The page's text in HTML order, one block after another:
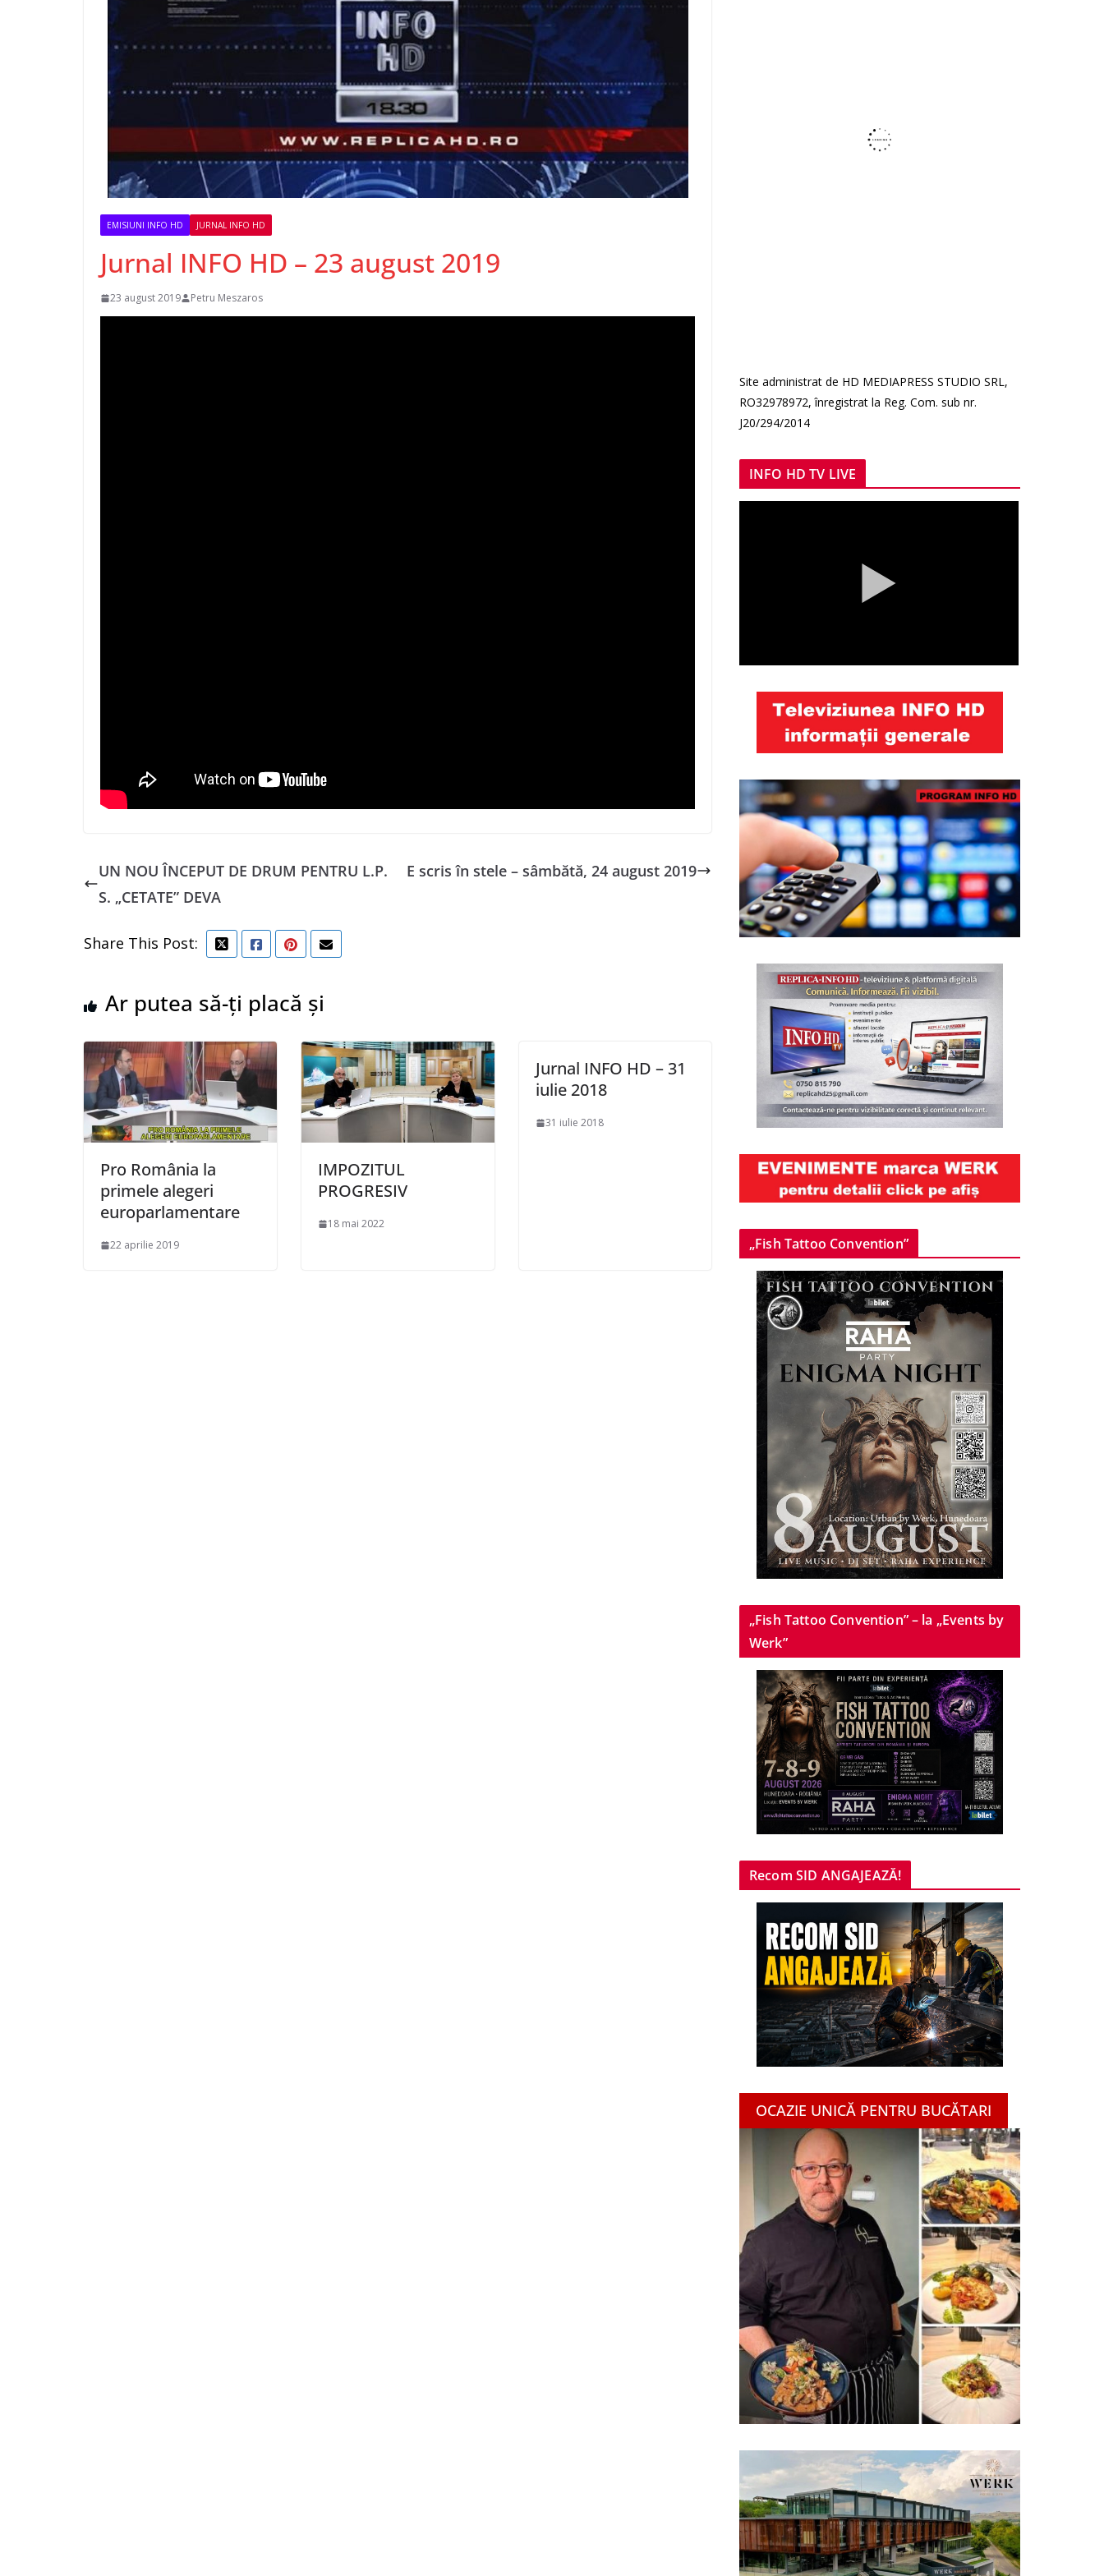
EMISIUNI INFO HD JURNAL INFO HD
Jurnal INFO HD – 23 august 2019
23 august 2019 Petru Meszaros
UN NOU ÎNCEPUT DE DRUM PENTRU L.P.
S. „CETATE” DEVA
E scris în stele – sâmbătă, 24 august 2019
Share This Post:
Ar putea să-ți placă și
Pro România la
primele alegeri
europarlamentare
22 aprilie 2019
IMPOZITUL
PROGRESIV
18 mai 2022
Jurnal INFO HD – 31
iulie 2018
31 iulie 2018
Site administrat de HD MEDIAPRESS STUDIO SRL,
RO32978972, înregistrat la Reg. Com. sub nr.
J20/294/2014
INFO HD TV LIVE
„Fish Tattoo Convention”
„Fish Tattoo Convention” – la „Events by
Werk”
Recom SID ANGAJEAZĂ!
OCAZIE UNICĂ PENTRU BUCĂTARI